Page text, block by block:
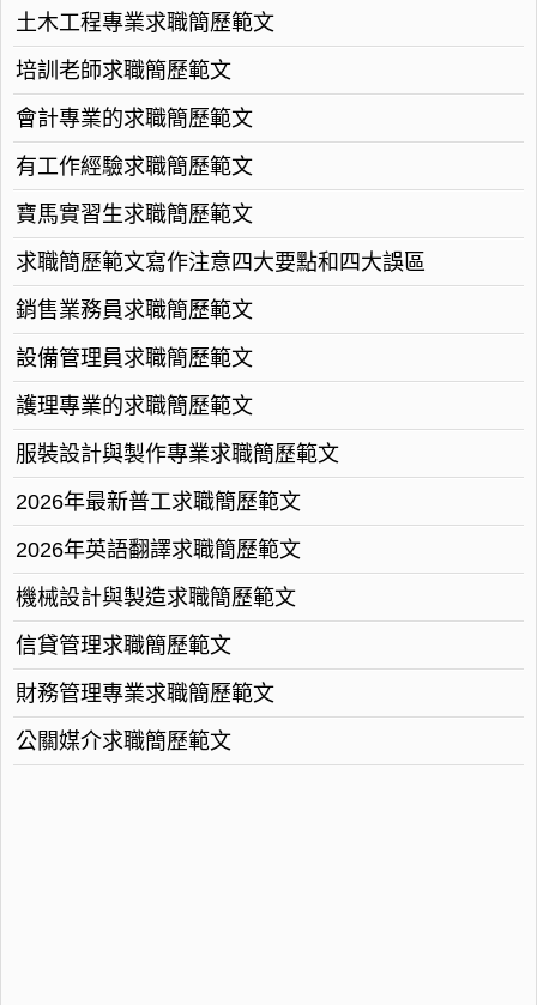
土木工程專業求職簡歷範文
培訓老師求職簡歷範文
會計專業的求職簡歷範文
有工作經驗求職簡歷範文
寶馬實習生求職簡歷範文
求職簡歷範文寫作注意四大要點和四大誤區
銷售業務員求職簡歷範文
設備管理員求職簡歷範文
護理專業的求職簡歷範文
服裝設計與製作專業求職簡歷範文
2026年最新普工求職簡歷範文
2026年英語翻譯求職簡歷範文
機械設計與製造求職簡歷範文
信貸管理求職簡歷範文
財務管理專業求職簡歷範文
公關媒介求職簡歷範文